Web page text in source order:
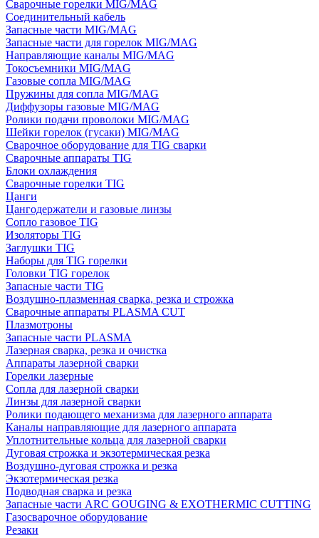
Сварочные горелки MIG/MAG
Соединительный кабель
Запасные части MIG/MAG
Запасные части для горелок MIG/MAG
Направляющие каналы MIG/MAG
Токосъемники MIG/MAG
Газовые сопла MIG/MAG
Пружины для сопла MIG/MAG
Диффузоры газовые MIG/MAG
Ролики подачи проволоки MIG/MAG
Шейки горелок (гусаки) MIG/MAG
Сварочное оборудование для TIG сварки
Сварочные аппараты TIG
Блоки охлаждения
Сварочные горелки TIG
Цанги
Цангодержатели и газовые линзы
Сопло газовое TIG
Изоляторы TIG
Заглушки TIG
Наборы для TIG горелки
Головки TIG горелок
Запасные части TIG
Воздушно-плазменная сварка, резка и строжка
Сварочные аппараты PLASMA CUT
Плазмотроны
Запасные части PLASMA
Лазерная сварка, резка и очистка
Аппараты лазерной сварки
Горелки лазерные
Сопла для лазерной сварки
Линзы для лазерной сварки
Ролики подающего механизма для лазерного аппарата
Каналы направляющие для лазерного аппарата
Уплотнительные кольца для лазерной сварки
Дуговая строжка и экзотермическая резка
Воздушно-дуговая строжка и резка
Экзотермическая резка
Подводная сварка и резка
Запасные части ARC GOUGING & EXOTHERMIC CUTTING
Газосварочное оборудование
Резаки